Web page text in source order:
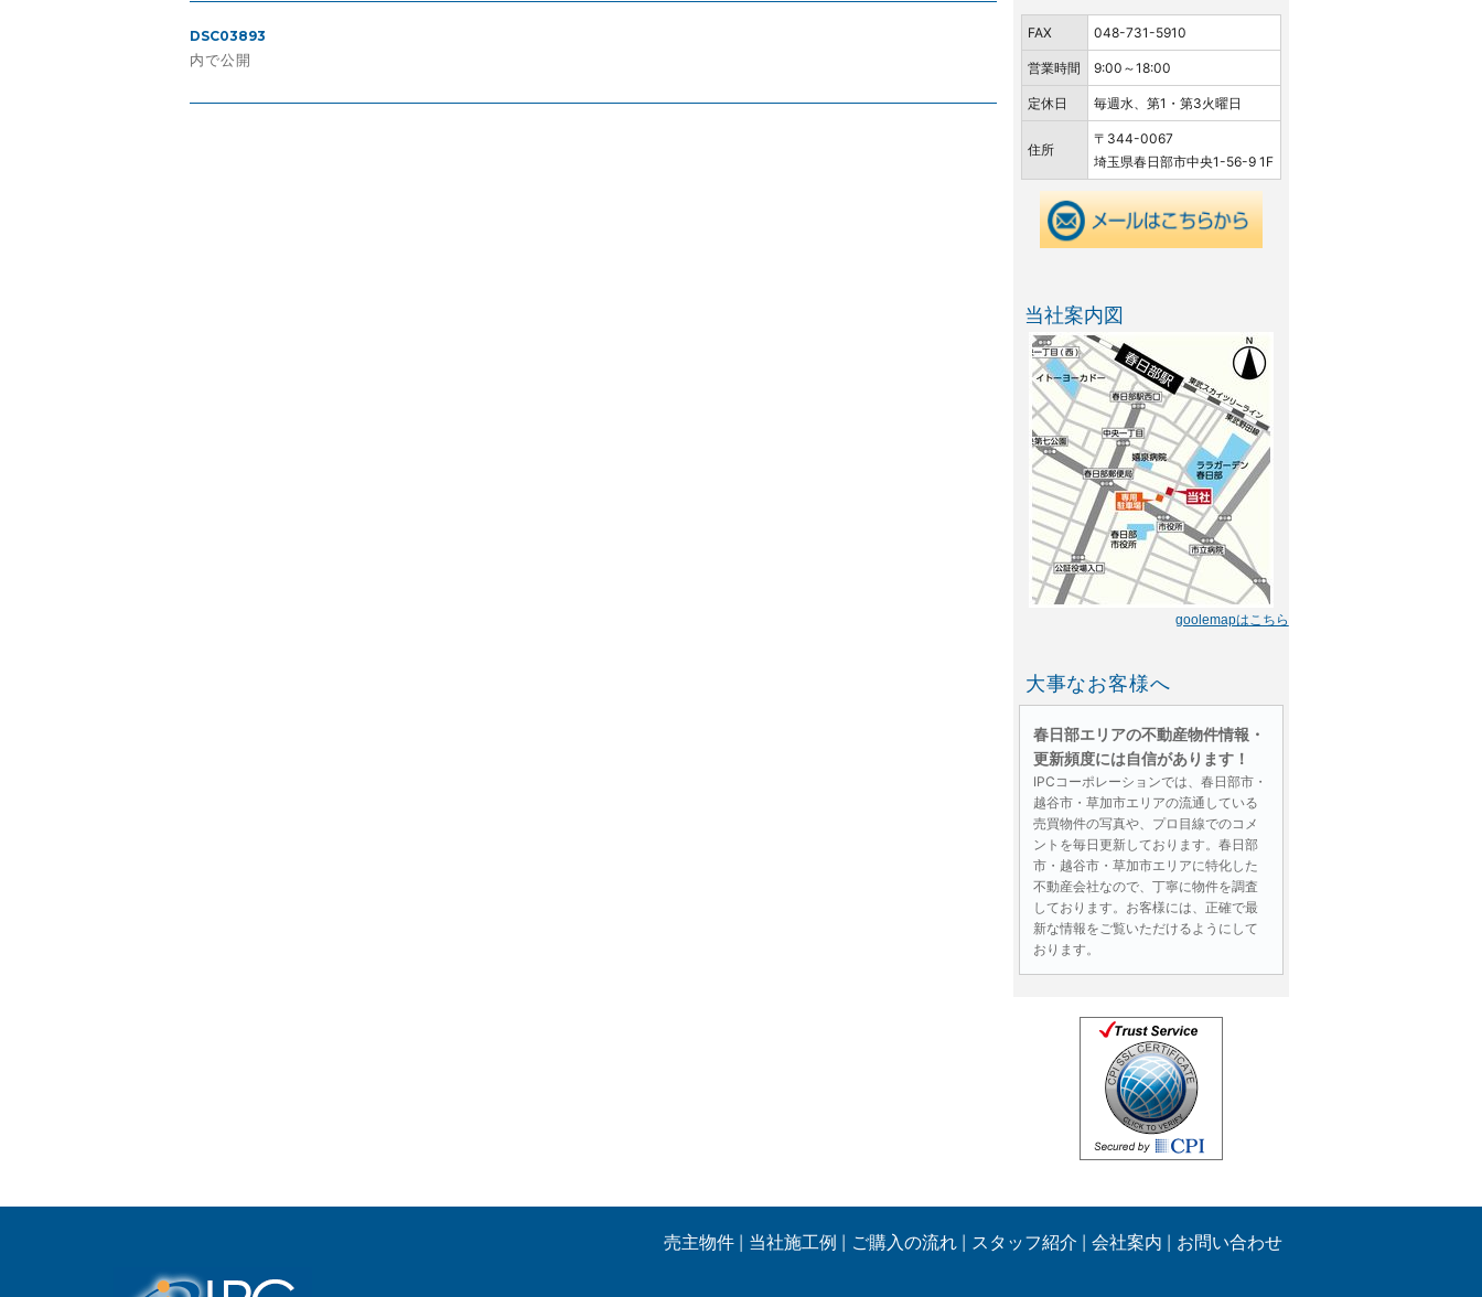
稿
DSC03893
内で公開
FAX 048-731-5910
営業時間 9:00～18:00
定休日 毎週水、第1・第3火曜日
住所
〒344-0067
埼玉県春日部市中央1-56-9 1F
当社案内図
goolemapはこちら
大事なお客様へ
春日部エリアの不動産物件情報・
更新頻度には自信があります！
IPCコーポレーションでは、春日部市・
越谷市・草加市エリアの流通している
売買物件の写真や、プロ目線でのコメ
ントを毎日更新しております。春日部
市・越谷市・草加市エリアに特化した
不動産会社なので、丁寧に物件を調査
しております。お客様には、正確で最
新な情報をご覧いただけるようにして
おります。
物件情報はもちろん、ローンに関する
ご質問、売却査定など、不動産に関す
る様々なお問い合わせであれば即日ご
連絡いたします。営業時間外であって
も、メールでのお問い合わせは２４時
間受付しております。
お客様の目線、同じ立場で最後ま
生活する中で住まい選びはとても重要
です。
物件のご案内の際には、お客様にとっ
売主物件 当社施工例 ご購入の流れ スタッフ紹介 会社案内 お問い合わせ